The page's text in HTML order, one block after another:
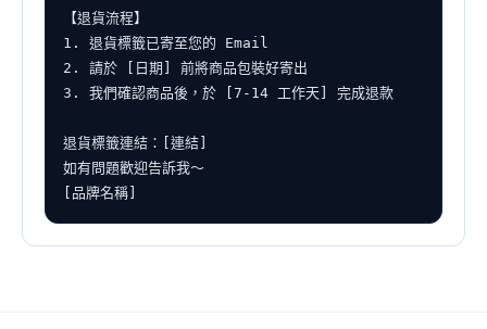
【退貨流程】
1. 退貨標籤已寄至您的 Email
2. 請於 [日期] 前將商品包裝好寄出
3. 我們確認商品後，於 [7-14 工作天] 完成退款
退貨標籤連結：[連結]
如有問題歡迎告訴我～
[品牌名稱]